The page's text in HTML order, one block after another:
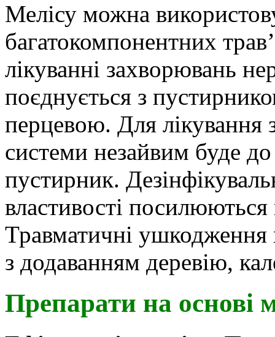
Мелісу можна
багатокомпонентних
лікуванні захворювань
поєднується з
перцевою. Для лікування
системи незайвим буде до
пустирник.
властивості посилюються
Травматичні ушкодження
з додаванням деревію,
Препарати на основі